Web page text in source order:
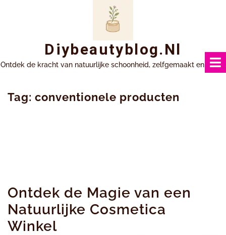
Diybeautyblog.nl
Ontdek de kracht van natuurlijke schoonheid, zelfgemaakt en uniek.
Tag: conventionele producten
Ontdek de Magie van een
Natuurlijke Cosmetica
Winkel